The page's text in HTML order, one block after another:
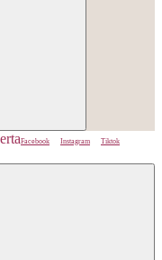
Facebook Instagram
Tiktok